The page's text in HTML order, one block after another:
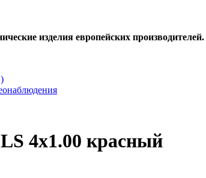
изделия европейских производителей.
4х1.00 красный